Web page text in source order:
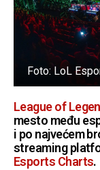
Foto: LoL
League of
mesto među
i po najvećem
streaming
Esports Charts.